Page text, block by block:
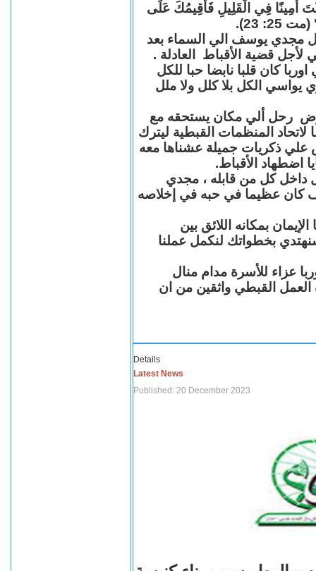
أَمِينًا فِي الْقَلِيلِ فَأُقِيمُكَ عَلَى
23).
مجدي يوسف الي السماء بعد
قضية الأقباط العادلة .
كان قلبا نابضا حبا للكل
يواسي الكل بلا كلل ولا ملل
رحل ألي مكان يستحقه مع
المنظمات القبطية ليترك
علي ذكريات جميلة عشناها معه
اضطهاد الأقباط.
داخل كل من قابله ، مجدي
عظيما في حبه في إخلاصه
بمكانه اللائق بين
بخطواتك لنكمل عملنا
عزاء للأسرة مدام منال
العمل القبطي واثقين من ان
Details
Latest News
Published: 20 December 2023